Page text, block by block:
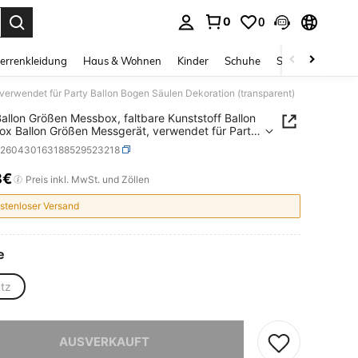
0 0
Haus & Wohnen Kinder Schuhe Schmuck &
für Party Ballon Bogen Säulen Dekoration (transparent)
Größen Messbox, faltbare Kunststoff Ballon
Ballon Größen Messgerät, verwendet für Party
Säulen Dekoration (transparent)
AND AVAILABILITY
Preis inkl. MwSt. und Zöllen
Versand
AUSVERKAUFT